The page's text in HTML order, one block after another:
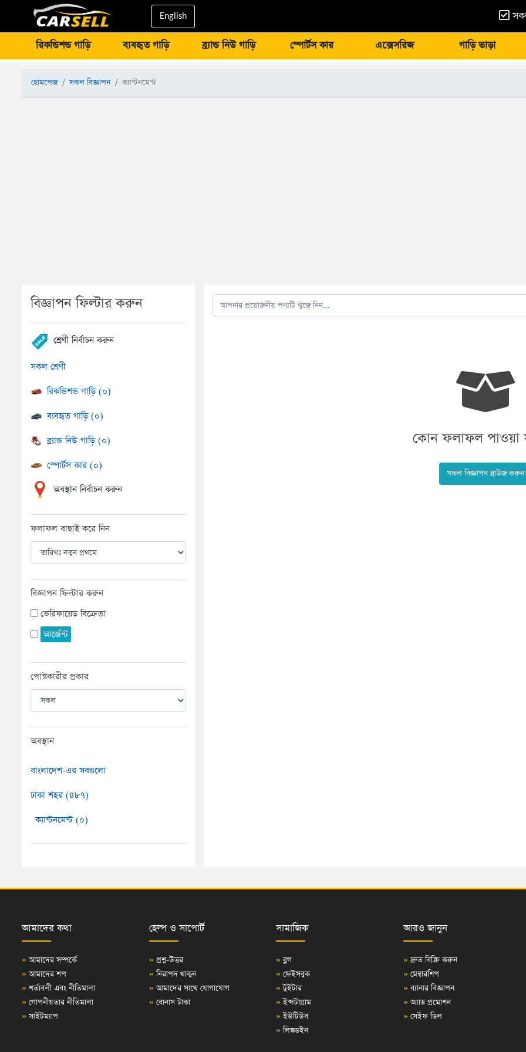
English
রিকন্ডিশন্ড গাড়ি ব্যবহৃত গাড়ি ব্র্যান্ড নিউ গাড়ি স্পোর্টস কার এক্সেসরিজ গাড়ি ভাড়া
হোমপেজ সকল বিজ্ঞাপন ক্যান্টনমেন্ট
বিজ্ঞাপন ফিল্টার করুন
শ্রেণী নির্বাচন করুন
সকল শ্রেণী
রিকন্ডিশন্ড গাড়ি (০)
ব্যবহৃত গাড়ি (০)
ব্র্যান্ড নিউ গাড়ি (০)
স্পোর্টস কার (০)
অবস্থান নির্বাচন করুন
ফলাফল বাছাই করে নিন
বিজ্ঞাপন ফিল্টার করুন
ভেরিফায়েড বিক্রেতা
আর্জেন্ট
পোস্টকারীর প্রকার
অবস্থান
বাংলাদেশ-এর সবগুলো
ঢাকা শহর (৪৮৭)
ক্যান্টনমেন্ট (০)
কোন ফলাফল পাওয়া
সকল বিজ্ঞাপন ব্রাউজ করুন
আমাদের কথা
» আমাদের সম্পর্কে
» আমাদের শপ
» শর্তাবলী এবং নীতিমালা
» গোপনীয়তার নীতিমালা
» সাইটম্যাপ
হেল্প ও সাপোর্ট
» প্রশ্ন-উত্তর
» নিরাপদ থাকুন
» আমাদের সাথে যোগাযোগ
» বোনাস টাকা
সামাজিক
» ব্লগ
» ফেইসবুক
» টুইটার
» ইন্সটাগ্রাম
» ইউটিউব
» লিঙ্কডইন
আরও জানুন
» দ্রুত বিক্রি করুন
» মেম্বারশিপ
» ব্যানার বিজ্ঞাপন
» অ্যাড প্রমোশন
» সেইফ ডিল